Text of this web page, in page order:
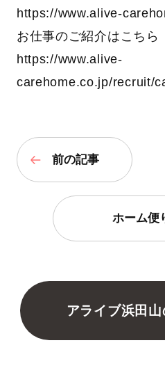
https://www.alive-
お仕事のご紹介はこちら
https://www.alive-
carehome.co.jp/recruit/
前の記事
ホーム便
アライブ浜田